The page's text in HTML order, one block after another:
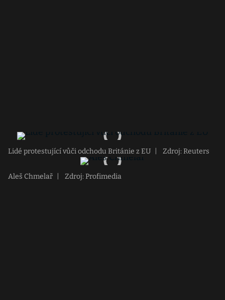
Lidé protestující vůči odchodu Británie z EU Zdroj: Reuters
Aleš Chmelař Zdroj: Profimedia